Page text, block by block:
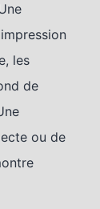
les
de
ou de